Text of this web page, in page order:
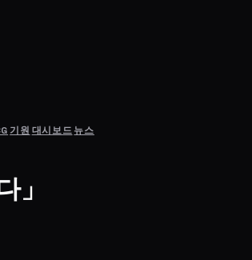
기원 대시보드뉴스
」